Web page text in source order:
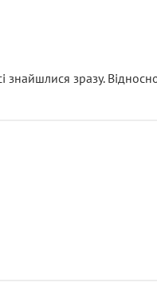
знайшлися зразу.